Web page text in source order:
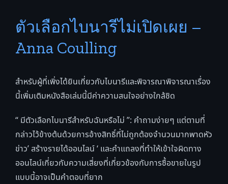
ตัวเลือกไบนารีไม่เปิดเผย –
Anna Coulling
สำหรับผู้ที่เพิ่งได้ยินเกี่ยวกับไบนารีและพิจารณาพิจารณาเรื่อง
นี้เพิ่มเติมหนังสือเล่มนี้มีค่าความสนใจอย่างใกล้ชิด
“ มีตัวเลือกไบนารีสำหรับฉันหรือไม่ ”: คำถามง่ายๆ แต่ตามที่
กล่าวไว้ข้างต้นด้วยการอ้างสิทธิ์ที่ไม่ถูกต้องจำนวนมากพาดหัว
ข่าว’ สร้างรายได้ออนไลน์ ‘ และคำแถลงที่ทำให้เข้าใจผิดทาง
ออนไลน์เกี่ยวกับความเสี่ยงที่เกี่ยวข้องกับการซื้อขายในรูป
แบบนี้อาจเป็นคำตอบที่ยาก